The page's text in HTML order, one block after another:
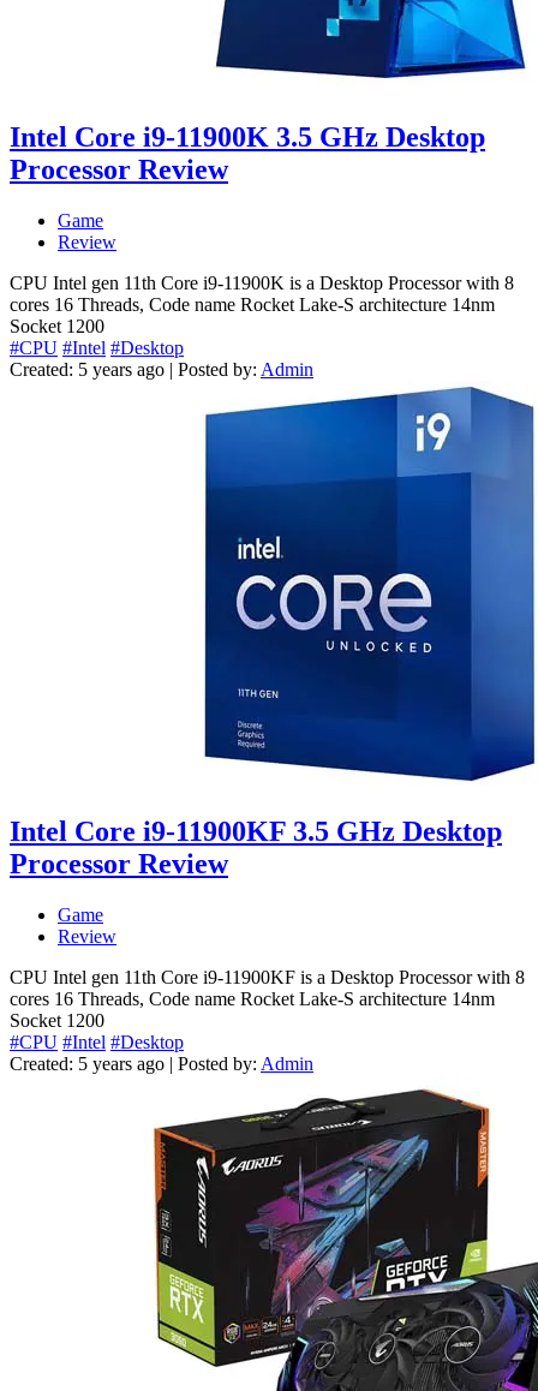
Intel Core i9-11900K 3.5 GHz Desktop
Processor Review
Game
Review
CPU Intel gen 11th Core i9-11900K is a Desktop Processor with 8
cores 16 Threads, Code name Rocket Lake-S architecture 14nm
Socket 1200
#CPU #Intel #Desktop
Created: 5 years ago | Posted by: Admin
Intel Core i9-11900KF 3.5 GHz Desktop
Processor Review
Game
Review
CPU Intel gen 11th Core i9-11900KF is a Desktop Processor with 8
cores 16 Threads, Code name Rocket Lake-S architecture 14nm
Socket 1200
#CPU #Intel #Desktop
Created: 5 years ago | Posted by: Admin